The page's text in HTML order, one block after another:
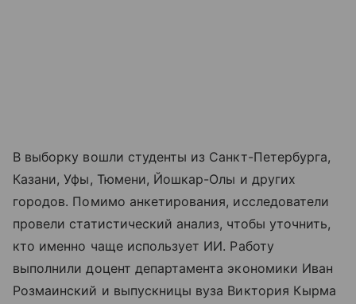
В выборку вошли студенты из Санкт-Петербурга,
Казани, Уфы, Тюмени, Йошкар-Олы и других
городов. Помимо анкетирования, исследователи
провели статистический анализ, чтобы уточнить,
кто именно чаще использует ИИ. Работу
выполнили доцент департамента экономики Иван
Розмаинский и выпускницы вуза Виктория Кырма